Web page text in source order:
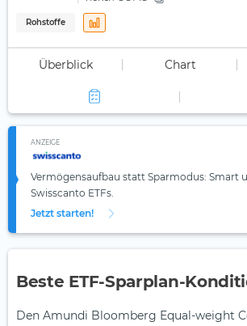
Rohstoffe
Überblick Chart
ANZEIGE
Vermögensaufbau statt Sparmodus: Smart
Swisscanto ETFs.
Jetzt starten!
Beste ETF-Sparplan-
Den Amundi Bloomberg Equal-weight